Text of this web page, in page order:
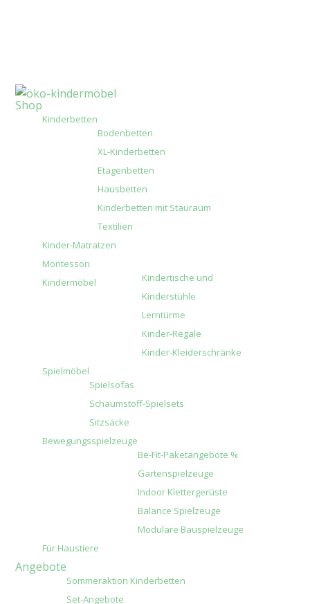
Shop
Kinderbetten
Bodenbetten
XL-Kinderbetten
Etagenbetten
Hausbetten
Kinderbetten mit Stauraum
Textilien
Kinder-Matratzen
Montessori
Kindermöbel
Kindertische und
Kinderstühle
Lerntürme
Kinder-Regale
Kinder-Kleiderschränke
Spielmöbel
Spielsofas
Schaumstoff-Spielsets
Sitzsäcke
Bewegungsspielzeuge
Be-Fit-Paketangebote %
Gartenspielzeuge
Indoor Klettergerüste
Balance Spielzeuge
Modulare Bauspielzeuge
Für Haustiere
Angebote
Sommeraktion Kinderbetten
Set-Angebote